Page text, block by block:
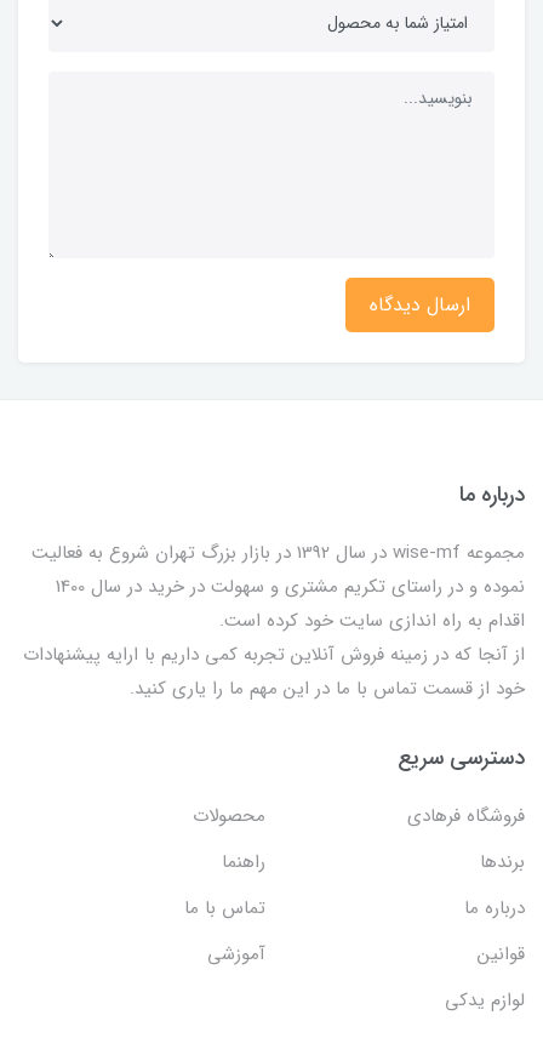
ارسال دیدگاه
درباره ما
مجموعه wise-mf در سال 1392 در بازار بزرگ تهران شروع به فعالیت
نموده و در راستای تکریم مشتری و سهولت در خرید در سال 1400
اقدام به راه اندازی سایت خود کرده است.
از آنجا که در زمینه فروش آنلاین تجربه کمی داریم با ارایه پیشنهادات
خود از قسمت تماس با ما در این مهم ما را یاری کنید.
دسترسی سریع
فروشگاه فرهادی
محصولات
برندها
راهنما
درباره ما
تماس با ما
قوانین
آموزشی
لوازم یدکی